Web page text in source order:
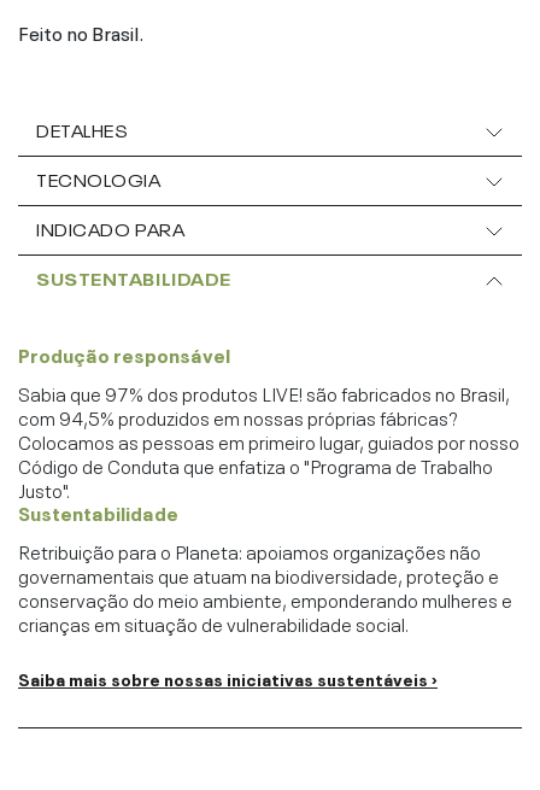
Feito no Brasil.
DETALHES
TECNOLOGIA
INDICADO PARA
SUSTENTABILIDADE
Produção responsável
Sabia que 97% dos produtos LIVE! são fabricados no Brasil,
com 94,5% produzidos em nossas próprias fábricas?
Colocamos as pessoas em primeiro lugar, guiados por nosso
Código de Conduta que enfatiza o "Programa de Trabalho
Justo".
Sustentabilidade
Retribuição para o Planeta: apoiamos organizações não
governamentais que atuam na biodiversidade, proteção e
conservação do meio ambiente, emponderando mulheres e
crianças em situação de vulnerabilidade social.
Saiba mais sobre nossas iniciativas sustentáveis ›